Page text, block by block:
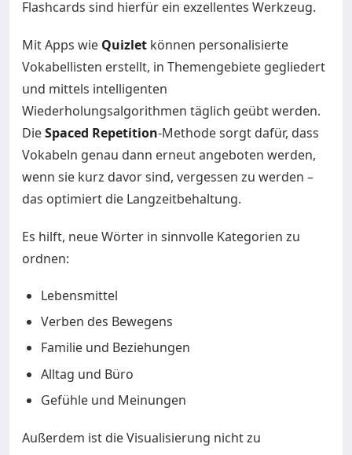
Flashcards sind hierfür ein exzellentes Werkzeug.
Mit Apps wie Quizlet können personalisierte
Vokabellisten erstellt, in Themengebiete gegliedert
und mittels intelligenten
Wiederholungsalgorithmen täglich geübt werden.
DieSpaced Repetition-Methode sorgt dafür, dass
Vokabeln genau dann erneut angeboten werden,
wenn sie kurz davor sind, vergessen zu werden –
das optimiert die Langzeitbehaltung.
Es hilft, neue Wörter in sinnvolle Kategorien zu
ordnen:
Lebensmittel
Verben des Bewegens
Familie und Beziehungen
Alltag und Büro
Gefühle und Meinungen
Außerdem ist die Visualisierung nicht zu